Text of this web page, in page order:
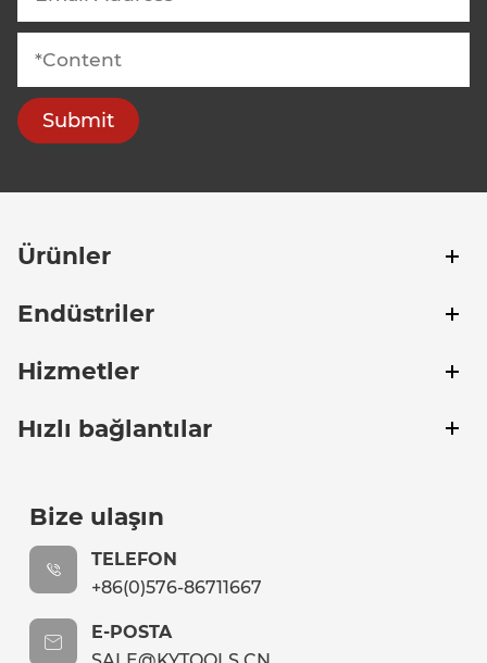
Submit
Ürünler
Endüstriler
Hizmetler
Hızlı bağlantılar
Bize ulaşın
TELEFON
+86(0)576-86711667
E-POSTA